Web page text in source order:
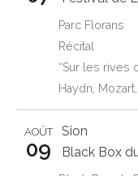
Parc Florans
Récital
“Sur les rives
Haydn,
Sion
AOÛT
09 Black Box